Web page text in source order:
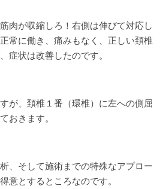
肉が収縮しろ！右側は伸びて対応し
常に働き、痛みもなく、正しい頚椎
症状は改善したのです。
が、頚椎１番（環椎）に左への側屈
おきます。
、そして施術までの特殊なアプロー
意とするところなのです。